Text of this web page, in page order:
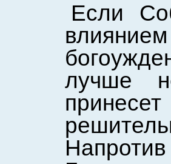
Если
лучше